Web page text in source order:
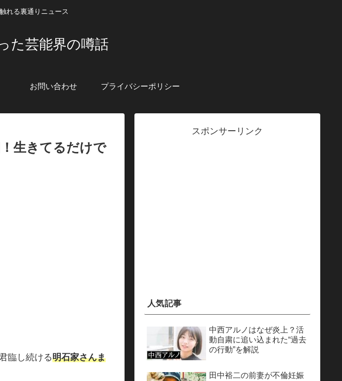
れる裏通りニュース
た芸能界の噂話
お問い合わせ プライバシーポリシー
生きてるだけで
臨し続ける明石家さんま
スポンサーリンク
人気記事
中西アルノはなぜ炎上？活
動自粛に追い込まれた“過去
の行動”を解説
田中裕二の前妻が不倫妊娠